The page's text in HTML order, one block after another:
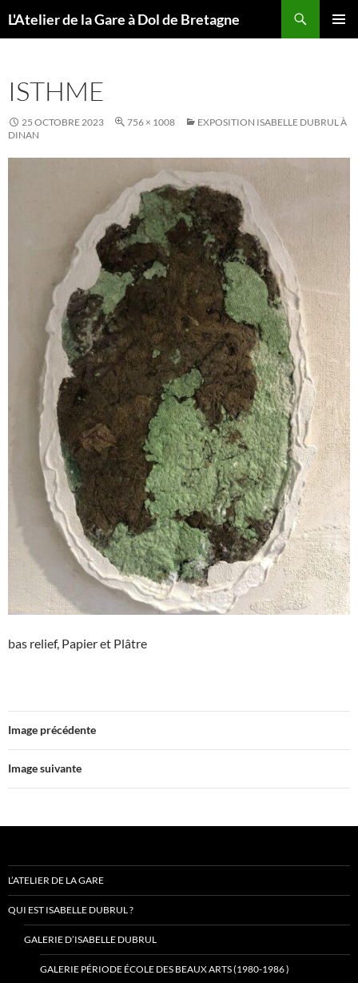
auL'Atelier de la Gare à Dol de Bretagne
ISTHME
25 OCTOBRE 2023 756 × 1008
EXPOSITION ISABELLE DUBRUL À
DINAN
bas relief, Papier et Plâtre
Image précédente
Image suivante
L’ATELIER DE LA GARE
QUI EST ISABELLE DUBRUL ?
GALERIE D’ISABELLE DUBRUL
GALERIE PÉRIODE ÉCOLE DES BEAUX ARTS (1980-1986 )